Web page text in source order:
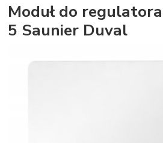
Moduł do
5 Saunier Duval